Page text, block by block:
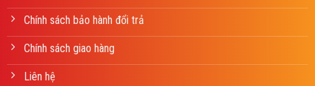
Chính sách bảo hành đổi trả
Chính sách giao hàng
Liên hệ